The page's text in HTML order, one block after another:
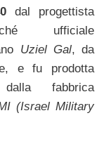
dal progettista
ufficiale
Uziel Gal, da
e fu prodotta
dalla fabbrica
(Israel Military